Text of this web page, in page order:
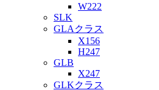
W222
SLK
GLAクラス
X156
H247
GLB
X247
GLKクラス